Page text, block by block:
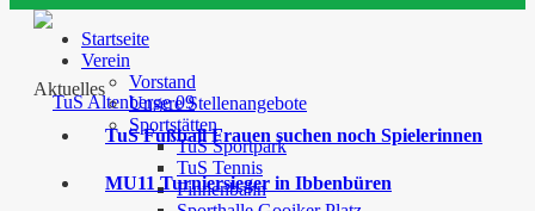
Startseite
Verein
Vorstand
Unsere Stellenangebote
Sportstätten
TuS Sportpark
TuS Tennis
Finnenbahn
Aktuelles
TuS Fußball Frauen suchen noch Spielerinnen
MU11 Turniersieger in Ibbenbüren